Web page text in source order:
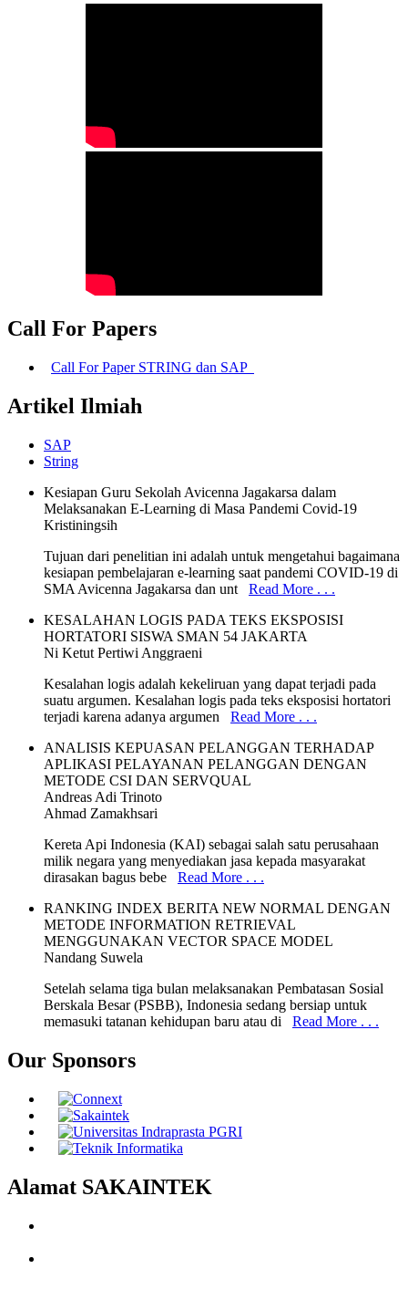
Call For Papers
Call For Paper STRING dan SAP
Artikel Ilmiah
SAP
String
Kesiapan Guru Sekolah Avicenna Jagakarsa dalam
Melaksanakan E-Learning di Masa Pandemi Covid-19
Kristiningsih
Tujuan dari penelitian ini adalah untuk mengetahui bagaimana
kesiapan pembelajaran e-learning saat pandemi COVID-19 di
SMA Avicenna Jagakarsa dan unt Read More . . .
KESALAHAN LOGIS PADA TEKS EKSPOSISI
HORTATORI SISWA SMAN 54 JAKARTA
Ni Ketut Pertiwi Anggraeni
Kesalahan logis adalah kekeliruan yang dapat terjadi pada
suatu argumen. Kesalahan logis pada teks eksposisi hortatori
terjadi karena adanya argumen Read More . . .
ANALISIS KEPUASAN PELANGGAN TERHADAP
APLIKASI PELAYANAN PELANGGAN DENGAN
METODE CSI DAN SERVQUAL
Andreas Adi Trinoto
Ahmad Zamakhsari
Kereta Api Indonesia (KAI) sebagai salah satu perusahaan
milik negara yang menyediakan jasa kepada masyarakat
dirasakan bagus bebe Read More . . .
RANKING INDEX BERITA NEW NORMAL DENGAN
METODE INFORMATION RETRIEVAL
MENGGUNAKAN VECTOR SPACE MODEL
Nandang Suwela
Setelah selama tiga bulan melaksanakan Pembatasan Sosial
Berskala Besar (PSBB), Indonesia sedang bersiap untuk
memasuki tatanan kehidupan baru atau di Read More . . .
Our Sponsors
Alamat SAKAINTEK